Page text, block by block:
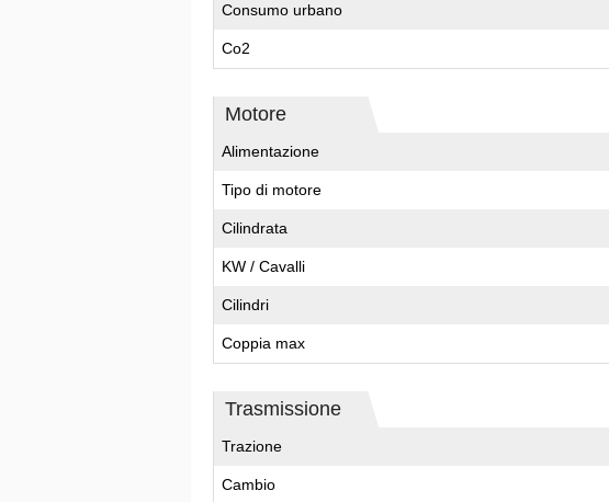
Consumo urbano
Co2
Motore
Alimentazione
Tipo di motore
Cilindrata
KW / Cavalli
Cilindri
Coppia max
Trasmissione
Trazione
Cambio